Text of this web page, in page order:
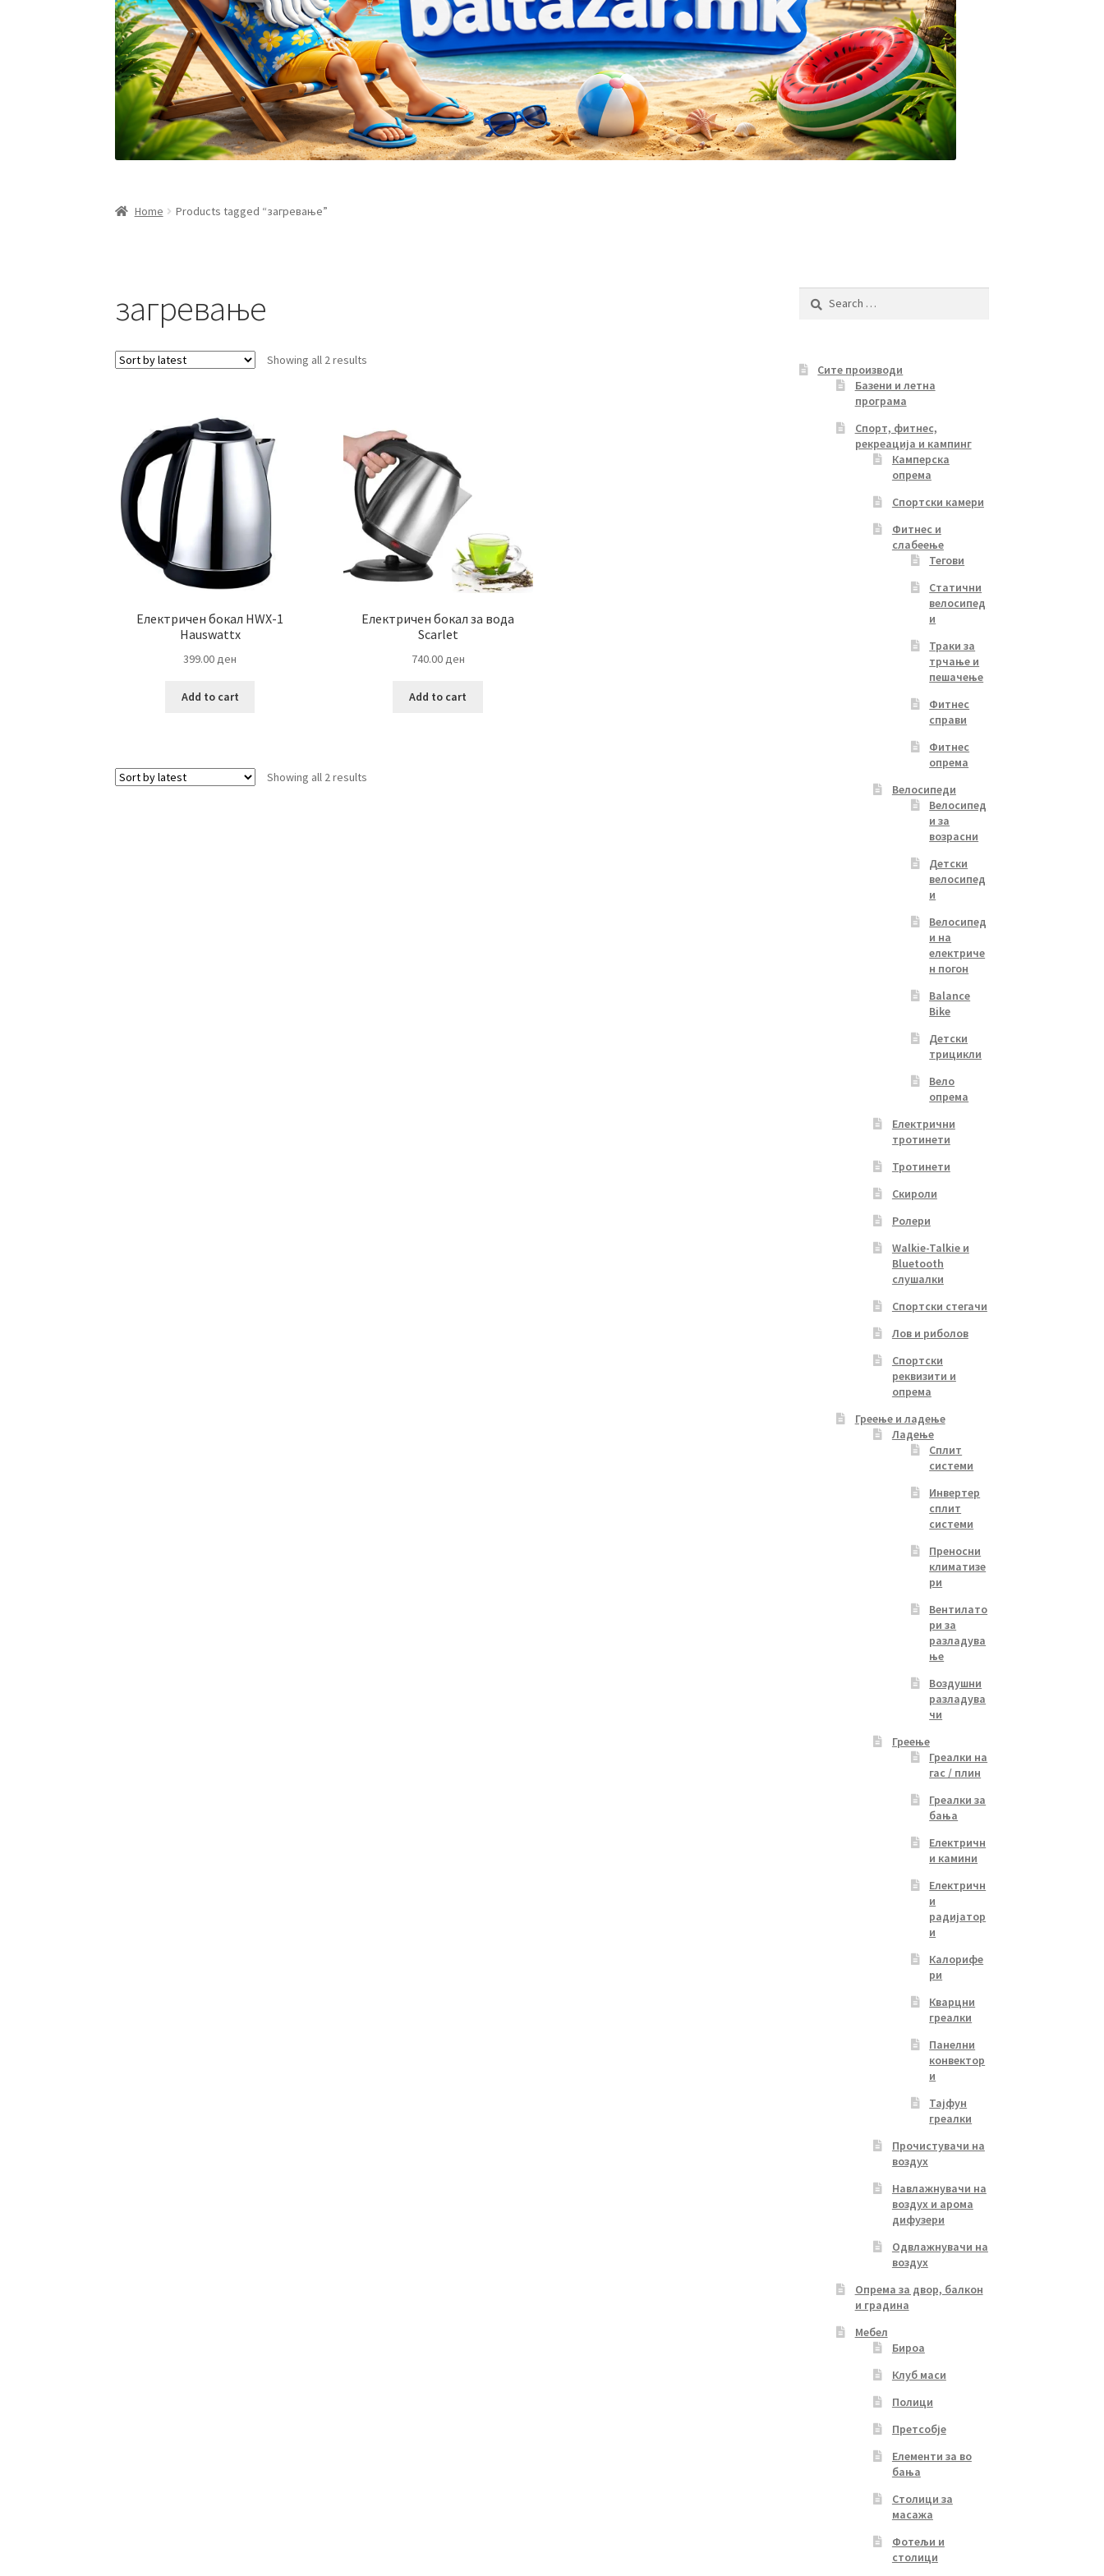
Home Products tagged “загревање”
загревање
Showing all 2 results
Електричен бокал HWX-1
Hauswattx
399.00ден
Add to cart
Електричен бокал за вода
Scarlet
740.00ден
Add to cart
Showing all 2 results
Search
Сите производи
Базени и летна
програма
Спорт, фитнес,
рекреација и кампинг
Камперска
опрема
Спортски камери
Фитнес и
слабеење
Тегови
Статични
велосипед
и
Траки за
трчање и
пешачење
Фитнес
справи
Фитнес
опрема
Велосипеди
Велосипед
и за
возрасни
Детски
велосипед
и
Велосипед
и на
електриче
н погон
Balance
Bike
Детски
трицикли
Вело
опрема
Електрични
тротинети
Тротинети
Скироли
Ролери
Walkie-Talkie и
Bluetooth
слушалки
Спортски стегачи
Лов и риболов
Спортски
реквизити и
опрема
Греење и ладење
Ладење
Сплит
системи
Инвертер
сплит
системи
Преносни
климатизе
ри
Вентилато
ри за
разладува
ње
Воздушни
разладува
чи
Греење
Греалки на
гас / плин
Греалки за
бања
Електричн
и камини
Електричн
и
радијатор
и
Калорифе
ри
Кварцни
греалки
Панелни
конвектор
и
Тајфун
греалки
Прочистувачи на
воздух
Навлажнувачи на
воздух и арома
дифузери
Одвлажнувачи на
воздух
Опрема за двор, балкон
и градина
Мебел
Бироа
Клуб маси
Полици
Претсобје
Елементи за во
бања
Столици за
масажа
Фотељи и
столици